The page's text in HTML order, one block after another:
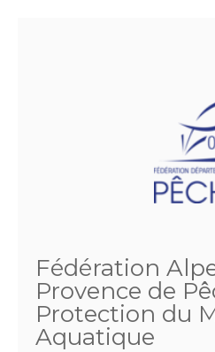
Fédération
Provence de
Protection du
Aquatique